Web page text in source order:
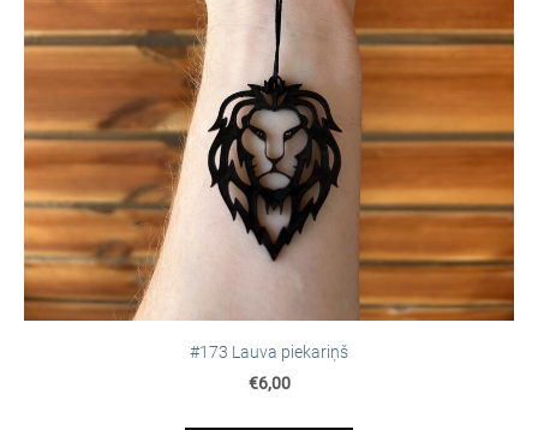
#173 Lauva piekariņš
€6,00